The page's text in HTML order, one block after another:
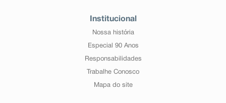
Institucional
Nossa história
Especial 90 Anos
Responsabilidades
Trabalhe Conosco
Mapa do site